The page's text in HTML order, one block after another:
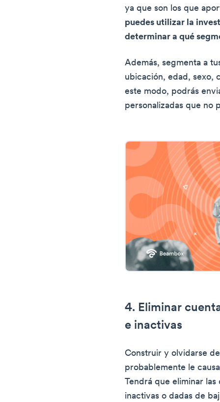
ya que son los que
puedes utilizar la
determinar a qué
Además, segmenta a
ubicación, edad, sexo,
este modo, podrás
personalizadas que no
4. Eliminar
e inactivas
Construir y olvidarse
probablemente le
Tendrá que eliminar
inactivas o dadas de